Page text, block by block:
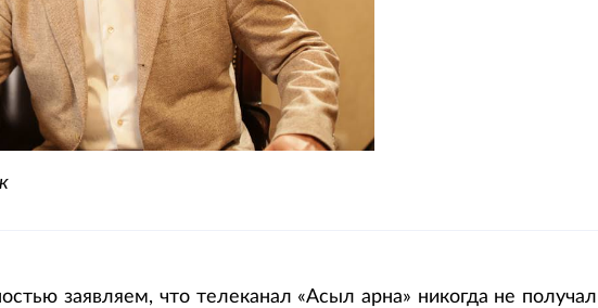
заявляем, что телеканал «Асыл арна» никогда не получал